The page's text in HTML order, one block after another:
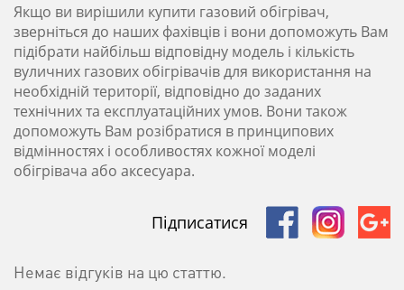
Якщо ви вирішили купити газовий обігрівач,
зверніться до наших фахівців і вони допоможуть Вам
підібрати найбільш відповідну модель і кількість
вуличних газових обігрівачів для використання на
необхідній території, відповідно до заданих
технічних та експлуатаційних умов. Вони також
допоможуть Вам розібратися в принципових
відмінностях і особливостях кожної моделі
обігрівача або аксесуара.
Підписатися
Немає відгуків на цю статтю.